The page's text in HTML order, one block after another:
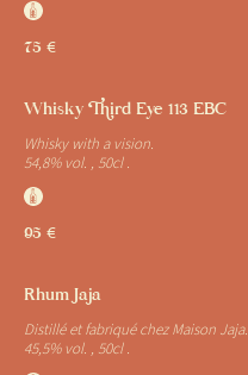
75 €
Whisky Third Eye 113 EBC
Whisky with a vision.
54,8% vol. , 50cl .
95 €
Rhum Jaja
Distillé et fabriqué chez Maison Jaja.
45,5% vol. , 50cl .